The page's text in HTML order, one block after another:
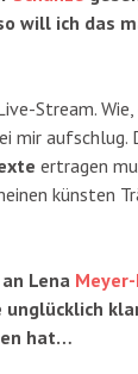
will ich das
Stream.
mir aufschlug.
ertragen
künsten
Lena
hat…